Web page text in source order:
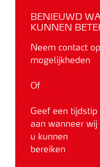
BENIEUWD
KUNNEN
Neem contact
mogelijkheden
Of
Geef een tijdstip
aan wanneer wij
u kunnen
bereiken